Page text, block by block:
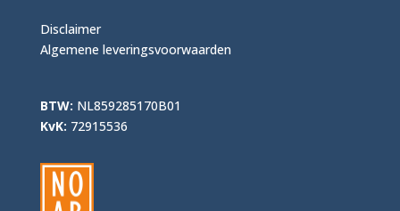
Disclaimer
Algemene leveringsvoorwaarden
BTW: NL859285170B01
KvK: 72915536